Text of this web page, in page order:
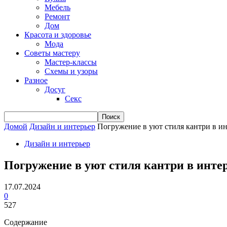
Мебель
Ремонт
Дом
Красота и здоровье
Мода
Советы мастеру
Мастер-классы
Схемы и узоры
Разное
Досуг
Секс
Домой Дизайн и интерьер Погружение в уют стиля кантри в
Дизайн и интерьер
Погружение в уют стиля кантри в
17.07.2024
0
527
Содержание